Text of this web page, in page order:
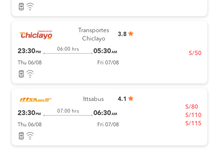
Transportes
Chiclayo
3.8
23:30 PM
06:00 hrs 05:30AM
Thu 06/08 Fri 07/08
S/50
Ittsabus 4.1
23:30 PM
07:00 hrs 06:30AM
Thu 06/08 Fri 07/08
S/80
S/110
S/115